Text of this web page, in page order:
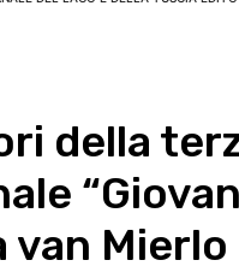
della
van